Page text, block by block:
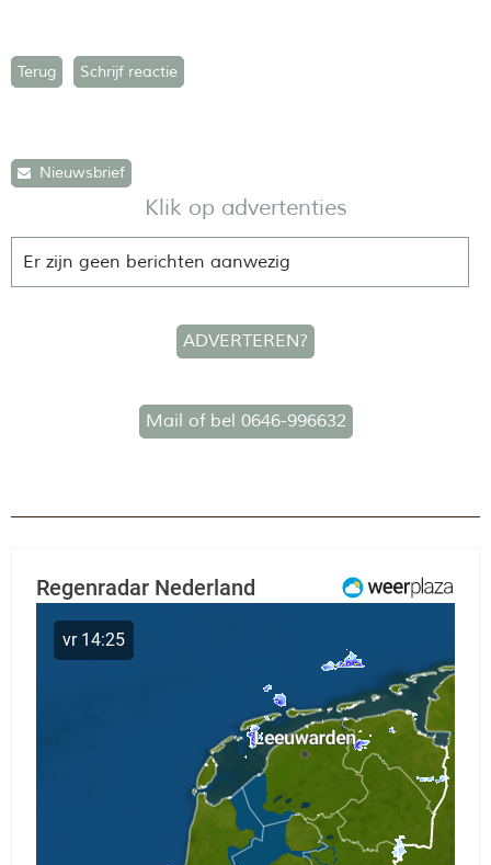
Terug Schrijf reactie
Nieuwsbrief
Klik op advertenties
Er zijn geen berichten aanwezig
ADVERTEREN?
Mail of bel 0646-996632